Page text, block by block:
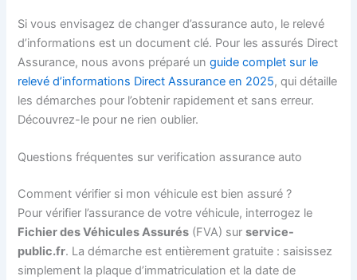
Si vous envisagez de changer d’assurance auto, le relevé
d’informations est un document clé. Pour les assurés Direct
Assurance, nous avons préparé unguide complet sur le
relevé d’informations Direct Assurance en 2025, qui détaille
les démarches pour l’obtenir rapidement et sans erreur.
Découvrez-le pour ne rien oublier.
Questions fréquentes sur verification assurance auto
Comment vérifier si mon véhicule est bien assuré ?
Pour vérifier l’assurance de votre véhicule, interrogez le
Fichier des Véhicules Assurés (FVA) surservice-
public.fr. La démarche est entièrement gratuite : saisissez
simplement la plaque d’immatriculation et la date de